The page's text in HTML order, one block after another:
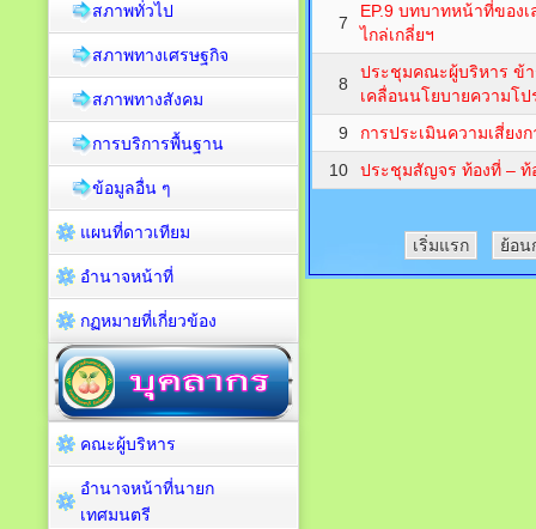
7
EP.9 บทบาทหน้าที่ของ
ไกล่เกลี่ยฯ
8
ประชุมคณะผู้บริหาร ข้
เคลื่อนนโยบายความโป
9
การประเมินความเสี่ยง
10
ประชุมสัญจร ท้องที่ –
เริ่มแรก ย้อน
สภาพทั่วไป
สภาพทางเศรษฐกิจ
สภาพทางสังคม
การบริการพื้นฐาน
ข้อมูลอื่น ๆ
แผนที่ดาวเทียม
อำนาจหน้าที่
กฏหมายที่เกี่ยวข้อง
คณะผู้บริหาร
อำนาจหน้าที่นายก
เทศมนตรี